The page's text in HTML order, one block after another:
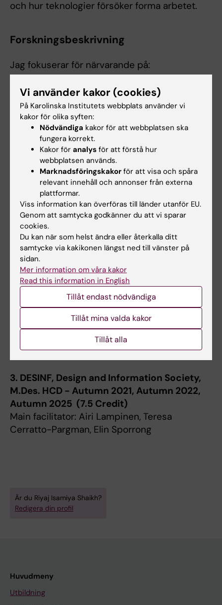
och hur teknologier försöker forma arbetet.
Forskningsbeskrivning
Jag fokuserar för närvarande på:
att designa "proletär (fysisk) AI"
arbete, arbetare och ny teknologi
framtidens arbete
Jag är också nyfiken på de samhälleliga
konsekvenserna av algoritmisk teknologi för
demokrati och demokratiska strukturer.
Undervisning
Vid Stockholms universitet, Institutionen för
data- och systemvetenskap (DSV)
1. Visual Design, B.Des. HCD Odd Semester -
2024 and 2025 (7.5 Credit )
Co-facilitator: Sharon Lindberg, Lena Norberg
2. Project in Software Engineering, M.Des.
HCD - Odd Semester 2023 and 2024 (7.5
and 15 credit)
Main facilitator: Donald McMillan, Jokab
3. DESINF, Design and Information Society,
M.Des. HCD - Autumn 2021, Autumn 2022,
Autumn 2025 (7.5 Credit)
Main facilitator: Airi Lampinen, Teresa
Cerratto-Pargman, Elin Sporrong
Är du Riyaj Isamiya Shaikh?
Redigera din profil
Huvudmeny
Utbildning
Vi använder kakor (cookies)
På Karolinska Institutets webbplats använder vi
kakor för olika syften:
Nödvändiga kakor för att webbplatsen ska
fungera korrekt.
Kakor för analys för att förstå hur
webbplatsen används.
Marknadsföringskakor för att visa och spåra
relevant innehåll och annonser från externa
plattformar.
Viss information kan överföras till länder utanför EU.
Genom att samtycka godkänner du att vi sparar
cookies.
Du kan när som helst ändra eller återkalla ditt
samtycke via kakikonen längst ned till vänster på
sidan.
Mer information om våra kakor
Read this information in English
Tillåt endast nödvändiga
Tillåt mina valda kakor
Tillåt alla